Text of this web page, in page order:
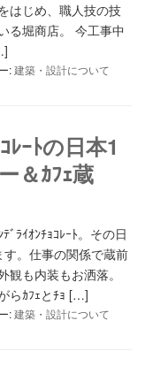
はじめ、職人技の技
る堀商店。 今工事中
:建築・設計について
ｰﾄの日本1
＆ｶﾌｪ蔵
ﾞﾗｲｵﾝﾁｮｺﾚｰﾄ。その日
。仕事の関係で蔵前
も内装もお洒落。
らｶﾌｪとﾁｮ […]
:建築・設計について